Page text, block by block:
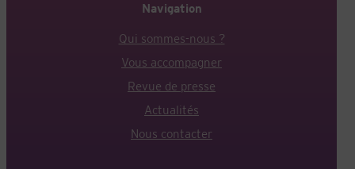
Navigation
Qui sommes-nous ?
Vous accompagner
Revue de presse
Actualités
Nous contacter